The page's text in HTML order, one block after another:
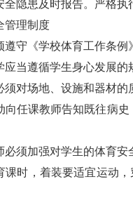
全隐患及时报告。严格执
管理制度
遵守《学校体育工作条例
应当遵循学生身心发展
须对场地、设施和器材的
向任课教师告知既往病
必须加强对学生的体育安
课时，着装要适宜运动